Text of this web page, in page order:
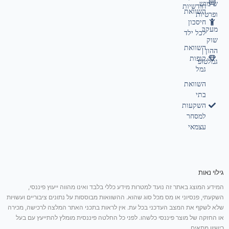
השוואת
חיסכון
לכל ילד
השוואת
קופות
גמל
השוואת
בתי
השקעות
למסחר
עצמאי
שימוש
ופרטיות
מעקב
שוק
ההון |
גמלטופ
חודשיות
גילוי נאות
המידע המוצג באתר זה נועד למטרות מידע כללי בלבד ואינו מהווה ייעוץ פיננסי,
השקעתי, פנסיוני או מס מכל סוג שהוא. ההשוואות מבוססות על נתונים ציבוריים ועשויות
שלא לשקף את המצב העדכני בכל עת. אין לראות בתכני האתר המלצה לרכישה, מכירה
או החזקה של מוצר פיננסי כלשהו. לפני כל החלטה פיננסית מומלץ להתייעץ עם בעל